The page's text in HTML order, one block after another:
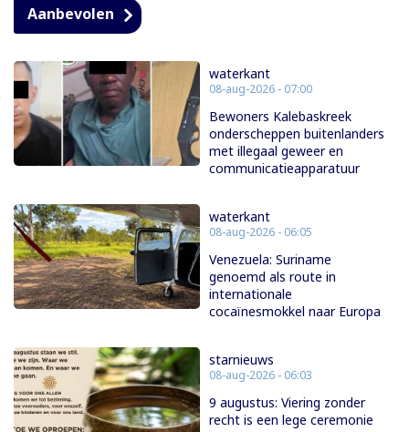
Aanbevolen
waterkant
08-aug-2026 - 07:00
Bewoners Kalebaskreek
onderscheppen buitenlanders
met illegaal geweer en
communicatieapparatuur
waterkant
08-aug-2026 - 06:05
Venezuela: Suriname
genoemd als route in
internationale
cocaïnesmokkel naar Europa
starnieuws
08-aug-2026 - 06:03
9 augustus: Viering zonder
recht is een lege ceremonie